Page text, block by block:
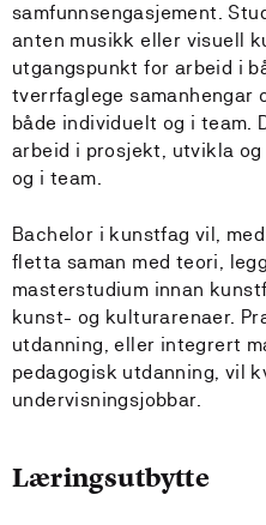
samfunnsengasjement.
anten musikk eller visuell
utgangspunkt for arbeid i
tverrfaglege samanhengar
både individuelt og i team.
arbeid i prosjekt, utvikla
og i team.
Bachelor i kunstfag vil,
fletta saman med teori,
masterstudium innan
kunst- og kulturarenaer.
utdanning, eller integrert
pedagogisk utdanning, vil
undervisningsjobbar.
Læringsutbytte